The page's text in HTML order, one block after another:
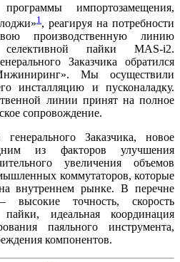
импортозамещения,
1 , реагируя на потребности
производственную линию
пайки MAS-i2.
Заказчика обратился
Мы осуществили
инсталляцию и пусконаладку.
линии принят на полное
сопровождение.
Заказчика, новое
из факторов улучшения
увеличения объемов
коммутаторов, которые
внутреннем рынке. В перечне
точность, скорость
идеальная координация
паяльного инструмента,
компонентов.